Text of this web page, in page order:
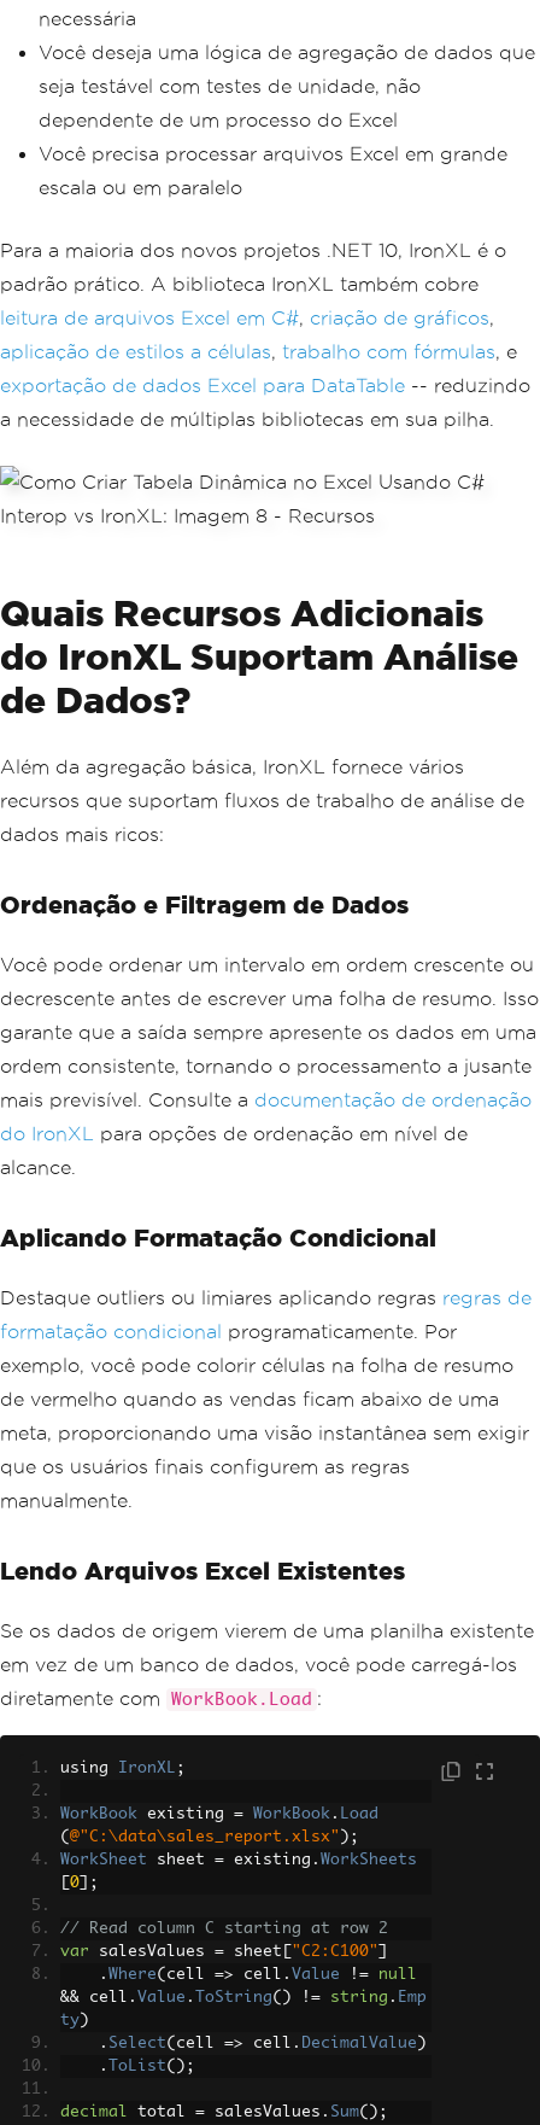
necessária
Você deseja uma lógica de agregação de dados que
seja testável com testes de unidade, não
dependente de um processo do Excel
Você precisa processar arquivos Excel em grande
escala ou em paralelo
Para a maioria dos novos projetos .NET 10, IronXL é o
padrão prático. A biblioteca IronXL também cobre
leitura de arquivos Excel em C#, criação de gráficos,
aplicação de estilos a células, trabalho com fórmulas, e
exportação de dados Excel para DataTable -- reduzindo
a necessidade de múltiplas bibliotecas em sua pilha.
Quais Recursos Adicionais
do IronXL Suportam Análise
de Dados?
Além da agregação básica, IronXL fornece vários
recursos que suportam fluxos de trabalho de análise de
dados mais ricos:
Ordenação e Filtragem de Dados
Você pode ordenar um intervalo em ordem crescente ou
decrescente antes de escrever uma folha de resumo. Isso
garante que a saída sempre apresente os dados em uma
ordem consistente, tornando o processamento a jusante
mais previsível. Consulte a documentação de ordenação
do IronXL
para opções de ordenação em nível de
alcance.
Aplicando Formatação Condicional
Destaque outliers ou limiares aplicando regras regras de
formatação condicional programaticamente. Por
exemplo, você pode colorir células na folha de resumo
de vermelho quando as vendas ficam abaixo de uma
meta, proporcionando uma visão instantânea sem exigir
que os usuários finais configurem as regras
manualmente.
Lendo Arquivos Excel Existentes
Se os dados de origem vierem de uma planilha existente
em vez de um banco de dados, você pode carregá-los
diretamente com
WorkBook.Load :
using IronXL ;
WorkBook existing = WorkBook . Load
( @"C:\data\sales_report.xlsx" );
WorkSheet sheet = existing . WorkSheets
0 ];
// Read column C starting at row 2
var salesValues = sheet "C2:C100"
. Where( cell => cell . Value !=
null
&& cell . Value . ToString() != string . Emp
ty )
. Select( cell => cell . DecimalValue )
.
ToList();
decimal total = salesValues . Sum();